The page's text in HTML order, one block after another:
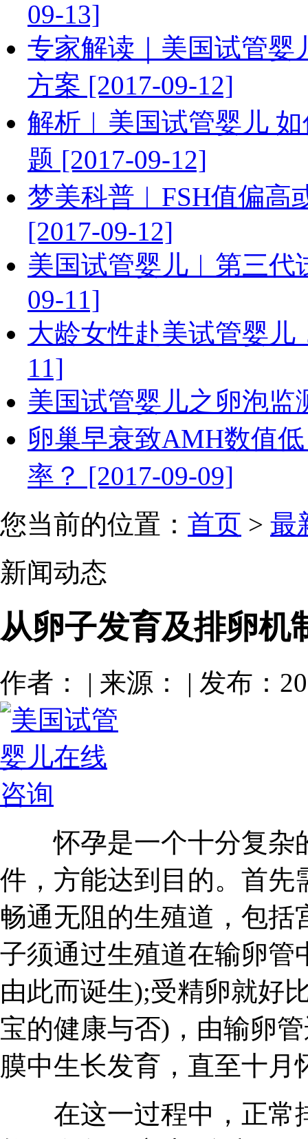
09-13]
专家解读｜美国试管婴
方案 [2017-09-12]
解析︱美国试管婴儿
题 [2017-09-12]
梦美科普︱FSH值偏高
[2017-09-12]
美国试管婴儿︱第三代
09-11]
大龄女性赴美试管婴儿
11]
美国试管婴儿之卵泡监
卵巢早衰致AMH数值
率？ [2017-09-09]
您当前的位置： 首页 > 最
新闻动态
从卵子发育及排卵机
作者： | 来源： | 发布：
怀孕是一个十分复杂
件，方能达到目的。首先
畅通无阻的生殖道，包
子须通过生殖道在输卵管
由此而诞生);受精卵就好
宝的健康与否)，由输卵
膜中生长发育，直至十月
在这一过程中，正常